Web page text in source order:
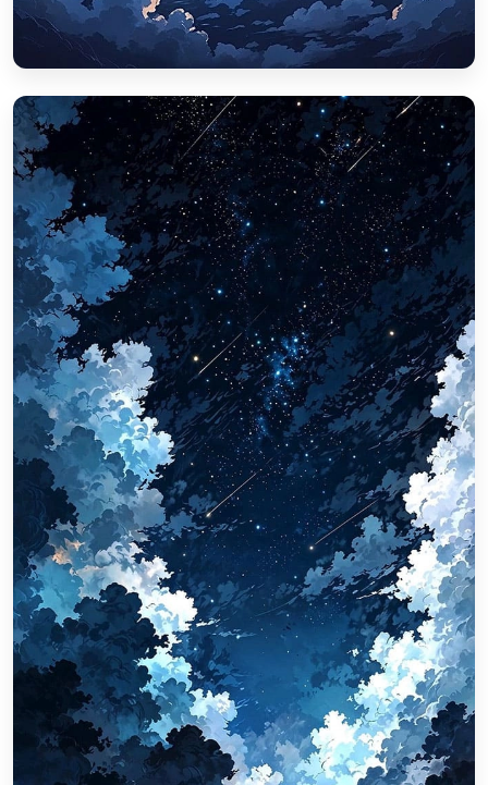
Thành Nhân TNC
Trợ lý AI • Phản hồi tức thì